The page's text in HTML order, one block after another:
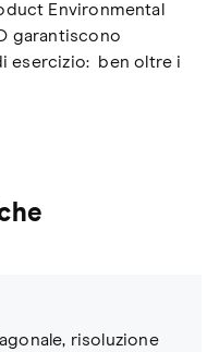
Environmental
garantiscono
esercizio: ben oltre i
risoluzione